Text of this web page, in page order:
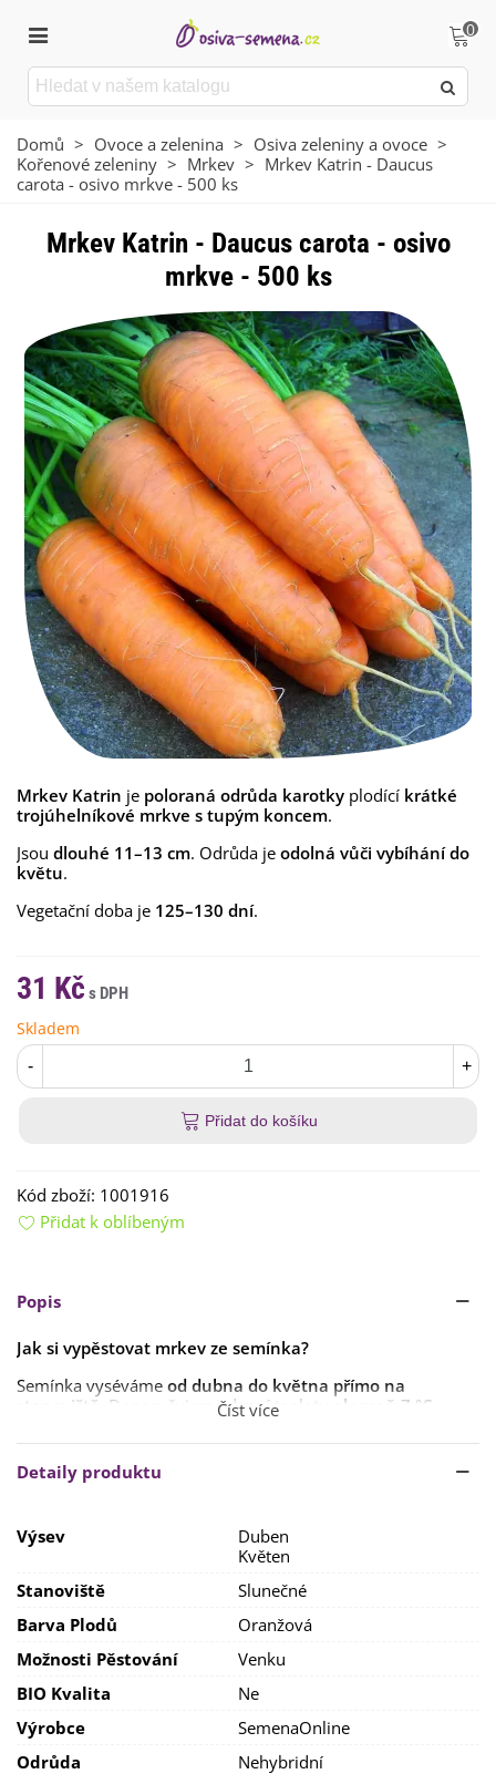
0
Domů > Ovoce a zelenina > Osiva zeleniny a ovoce >
Kořenové zeleniny > Mrkev > Mrkev Katrin - Daucus
carota - osivo mrkve - 500 ks
Mrkev Katrin - Daucus carota - osivo
mrkve - 500 ks
Mrkev Katrin je poloraná odrůda karotky plodící krátké
trojúhelníkové mrkve s tupým koncem.
Jsou dlouhé 11–13 cm. Odrůda je odolná vůči vybíhání do
květu.
Vegetační doba je 125–130 dní.
31 Kč
Skladem
- +
Přidat do košíku
Kód zboží: 1001916
Přidat k oblíbeným
Popis
Jak si vypěstovat mrkev ze semínka?
Semínka vyséváme od dubna do května přímo na
stanoviště . Doporučujeme denní teplotu alespoň 7 °C
Hloubka výsevu1–2 cm,ideální spon 30 x 15 cm. Doba
klíčení je přibližně
teploty půdy.
výsev v období
listopadu–prosince. Semena se vysévají do
studené, nepromrzající půdy (cca 3–5 °C), čím běhěm zimy
nevyklíčí a začnou růst velmi brzy na jaře.
Stanoviště pro mrkev by mělo
být dostatečně slunečné
půda neutrální či mírně
zásaditá s přídavkem kompostu. Nedoporučujeme
Zálivka by měla být
dostatečná
všaknemají přemokření. Doporučujeme pěstovat
vyvýšených záhonech
Číst více
Detaily produktu
Výsev
Duben
Květen
Stanoviště
Slunečné
Barva Plodů
Oranžová
Možnosti Pěstování
Venku
BIO Kvalita
Ne
Výrobce
SemenaOnline
Odrůda
Nehybridní